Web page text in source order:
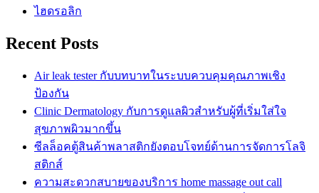
ไฮดรอลิก
Recent Posts
Air leak tester กับบทบาทในระบบควบคุมคุณภาพเชิง
ป้องกัน
Clinic Dermatology กับการดูแลผิวสำหรับผู้ที่เริ่มใส่ใจ
สุขภาพผิวมากขึ้น
ซีลล็อคตู้สินค้าพลาสติกยังตอบโจทย์ด้านการจัดการโลจิ
สติกส์
ความสะดวกสบายของบริการ home massage out call